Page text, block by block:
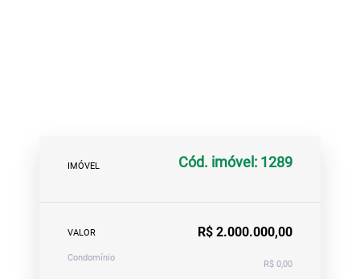
IMÓVEL Cód. imóvel: 1289
VALOR R$ 2.000.000,00
Condomínio
R$ 0,00